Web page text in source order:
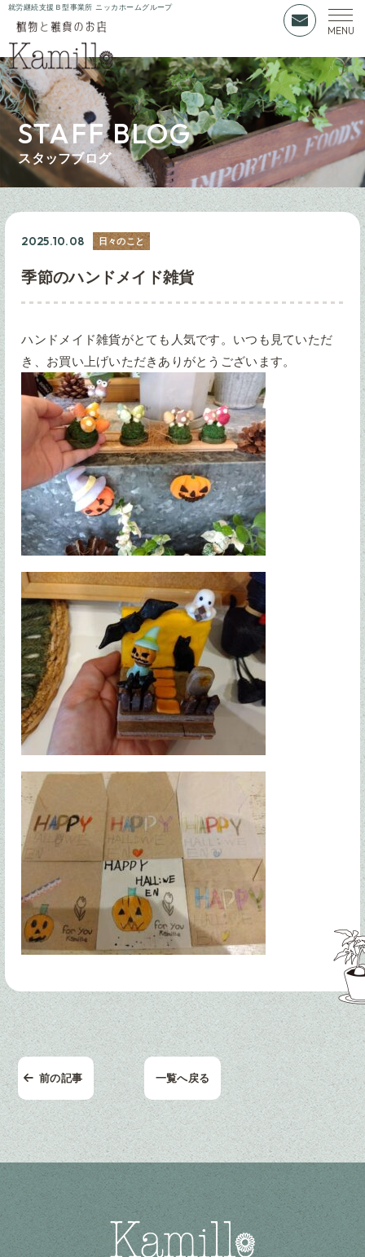
就労継続支援Ｂ型事業所 ニッカホームグループ
STAFF BLOG
スタッフブログ
2025.10.08 日々のこと
季節のハンドメイド雑貨
ハンドメイド雑貨がとても人気です。いつも見ていただ
き、お買い上げいただきありがとうございます。
一覧へ戻る
前の記事